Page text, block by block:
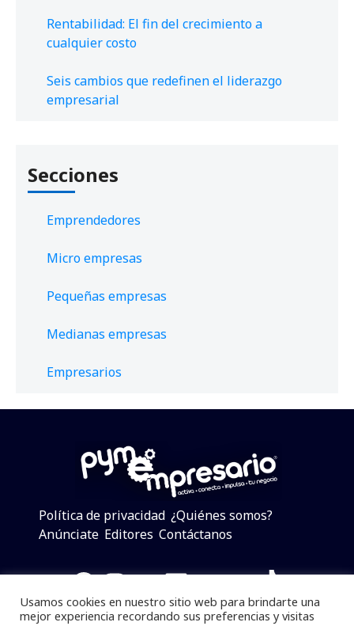
Rentabilidad: El fin del crecimiento a
cualquier costo
Seis cambios que redefinen el liderazgo
empresarial
Secciones
Emprendedores
Micro empresas
Pequeñas empresas
Medianas empresas
Empresarios
Política de privacidad ¿Quiénes somos?
Anúnciate Editores Contáctanos
Facebook
Instagram
Twitter
LinkedIn
Telegram
YouTube
TikTok
Usamos cookies en nuestro sitio web para brindarte una
mejor experiencia recordando sus preferencias y visitas